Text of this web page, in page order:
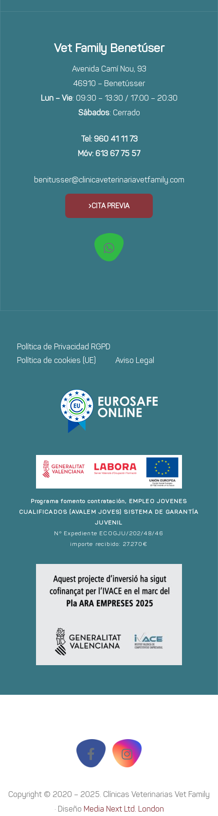
Vet Family Benetúser
Avenida Camí Nou, 93
46910 – Benetússer
Lun – Vie: 09:30 – 13:30 / 17:00 – 20:30
Sábados: Cerrado
Tel: 960 41 11 73
Móv: 613 67 75 57
benitusser@clinicaveterinariavetfamily.com
CITA PREVIA
Política de Privacidad RGPD
Política de cookies (UE)
Aviso Legal
Programa fomento contratación, EMPLEO JOVENES
CUALIFICADOS (AVALEM JOVES) SISTEMA DE GARANTÍA
JUVENIL
Nº Expediente ECOGJU/202/48/46
importe recibido: 27.270€
Copyright © 2020 – 2025. Clínicas Veterinarias Vet Family
· Diseño Media Next Ltd. London